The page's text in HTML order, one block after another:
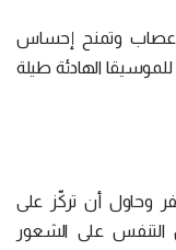
وتمنح إحساس
الهادئة طيلة
وحاول أن تركّز على
التنفس على الشعور